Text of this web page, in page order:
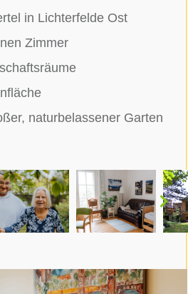
in Lichterfelde Ost
Zimmer
naturbelassener Garten